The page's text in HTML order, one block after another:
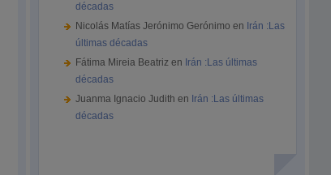
décadas
Nicolás Matías Jerónimo Gerónimo en Irán :Las
últimas décadas
Fátima Mireia Beatriz en Irán :Las últimas
décadas
Juanma Ignacio Judith en Irán :Las últimas
décadas